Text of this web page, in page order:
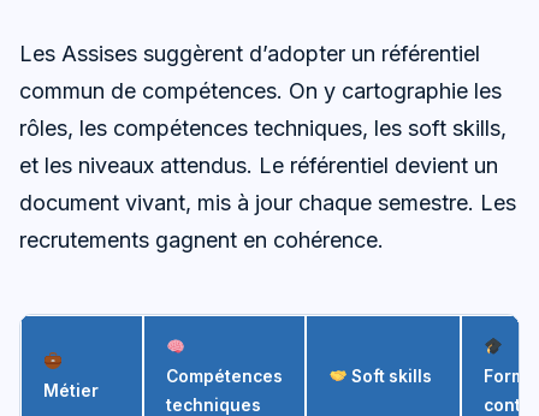
Les Assises suggèrent d’adopter un référentiel
commun de compétences. On y cartographie les
rôles, les compétences techniques, les soft skills,
et les niveaux attendus. Le référentiel devient un
document vivant, mis à jour chaque semestre. Les
recrutements gagnent en cohérence.
Métier
Compétences
techniques
Soft skills